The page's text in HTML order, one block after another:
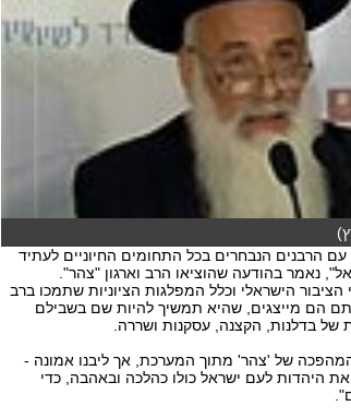
הרבנים הנבחרים בכל התחומים החיוניים לעתיד
נאמר בהודעה שהוציאו הרב וארגון "צהר".
הישראלי וכלל המפלגות הציוניות שתמכו ברב
הם מייצגים, שהיא תמשיך להיות שם בשבילם
של בדלנות, הקצנה, עסקנות ושררה.
של 'צהר' מתוך המערכת, אך ליבנו אמונה -
היהדות לעם ישראל כולו כהלכה ובאהבה, כדי